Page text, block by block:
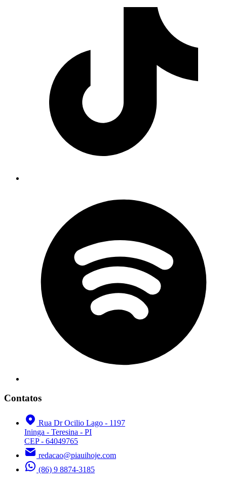
Contatos
Rua Dr Ocilio Lago - 1197
Ininga - Teresina - PI
CEP - 64049765
redacao@piauihoje.com
(86) 9 8874-3185